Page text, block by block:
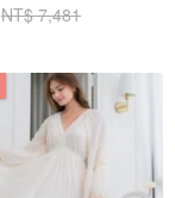
NT$ 7,481